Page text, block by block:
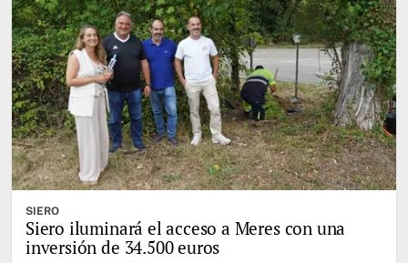
SIERO
Siero iluminará el acceso a Meres con una
inversión de 34.500 euros